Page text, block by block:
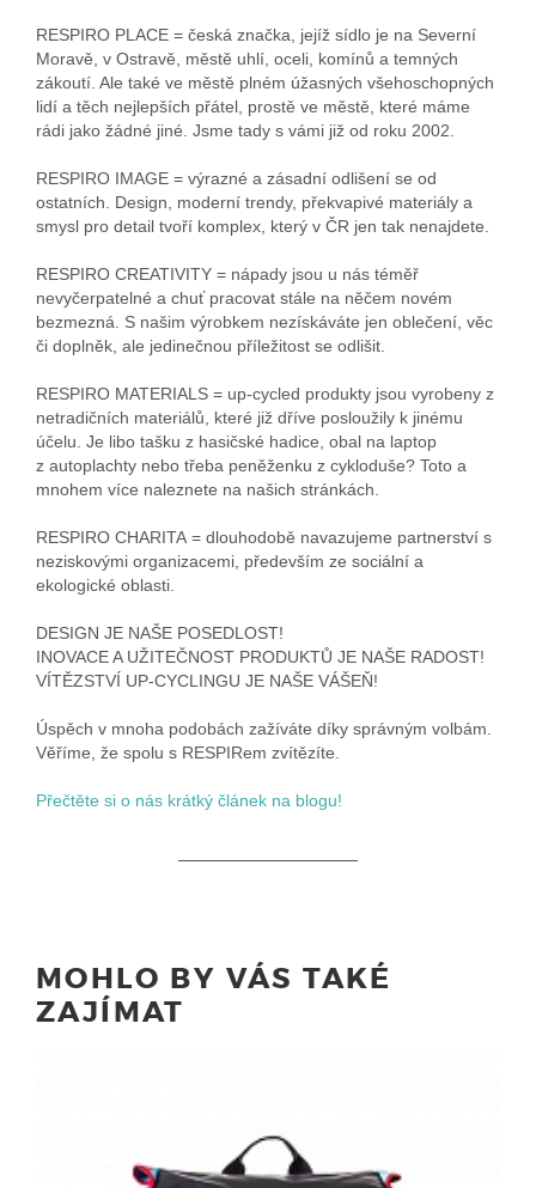
RESPIRO PLACE = česká značka, jejíž sídlo je na Severní
Moravě, v Ostravě, městě uhlí, oceli, komínů a temných
zákoutí. Ale také ve městě plném úžasných všehoschopných
lidí a těch nejlepších přátel, prostě ve městě, které máme
rádi jako žádné jiné. Jsme tady s vámi již od roku 2002.
RESPIRO IMAGE = výrazné a zásadní odlišení se od
ostatních. Design, moderní trendy, překvapivé materiály a
smysl pro detail tvoří komplex, který v ČR jen tak nenajdete.
RESPIRO CREATIVITY = nápady jsou u nás téměř
nevyčerpatelné a chuť pracovat stále na něčem novém
bezmezná. S našim výrobkem nezískáváte jen oblečení, věc
či doplněk, ale jedinečnou příležitost se odlišit.
RESPIRO MATERIALS = up-cycled produkty jsou vyrobeny z
netradičních materiálů, které již dříve posloužily k jinému
účelu. Je libo tašku z hasičské hadice, obal na laptop
z autoplachty nebo třeba peněženku z cykloduše? Toto a
mnohem více naleznete na našich stránkách.
RESPIRO CHARITA = dlouhodobě navazujeme partnerství s
neziskovými organizacemi, především ze sociální a
ekologické oblasti.
DESIGN JE NAŠE POSEDLOST!
INOVACE A UŽITEČNOST PRODUKTŮ JE NAŠE RADOST!
VÍTĚZSTVÍ UP-CYCLINGU JE NAŠE VÁŠEŇ!
Úspěch v mnoha podobách zažíváte díky správným volbám.
Věříme, že spolu s RESPIRem zvítězíte.
Přečtěte si o nás krátký článek na blogu!
MOHLO BY VÁS TAKÉ
ZAJÍMAT